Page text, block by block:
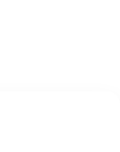
alternative